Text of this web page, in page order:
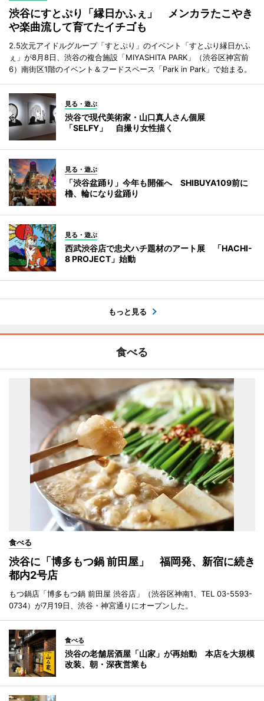
渋谷にすとぷり「縁日かふぇ」 メンカラたこやき
や楽曲流して育てたイチゴも
2.5次元アイドルグループ「すとぷり」のイベント「すとぷり縁日かふ
ぇ」が8月8日、渋谷の複合施設「MIYASHITA PARK」（渋谷区神宮前
6）南街区1階のイベント＆フードスペース「Park in Park」で始まる。
見る・遊ぶ
渋谷で現代美術家・山口真人さん個展
「SELFY」 自撮り女性描く
見る・遊ぶ
「渋谷盆踊り」今年も開催へ SHIBUYA109前に
櫓、輪になり盆踊り
見る・遊ぶ
西武渋谷店で忠犬ハチ題材のアート展 「HACHI-
8 PROJECT」始動
もっと見る
食べる
食べる
渋谷に「博多もつ鍋 前田屋」 福岡発、新宿に続き
都内2号店
もつ鍋店「博多もつ鍋 前田屋 渋谷店」（渋谷区神南1、TEL 03-5593-
0734）が7月19日、渋谷・神宮通りにオープンした。
食べる
渋谷の老舗居酒屋「山家」が再始動 本店を大規模
改装、朝・深夜営業も